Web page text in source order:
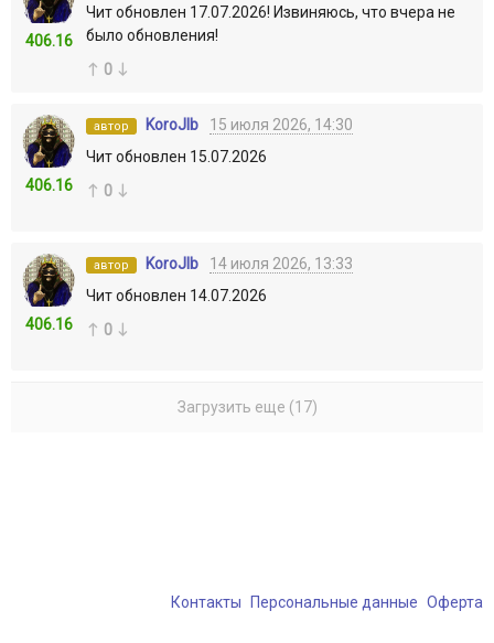
406.16
Чит обновлен 17.07.2026! Извиняюсь, что вчера не
было обновления!
0
406.16
автор KoroJIb
15 июля 2026, 14:30
Чит обновлен 15.07.2026
0
406.16
автор KoroJIb
14 июля 2026, 13:33
Чит обновлен 14.07.2026
0
Загрузить еще (17)
Контакты Персональные данные Оферта